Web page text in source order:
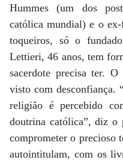
Hummes (um dos
católica mundial) e o
toqueiros, só o
Lettieri, 46 anos, tem
sacerdote precisa ter.
visto com desconfiança.
religião é percebido
doutrina católica”, diz o
comprometer o precioso
autointitulam, com os